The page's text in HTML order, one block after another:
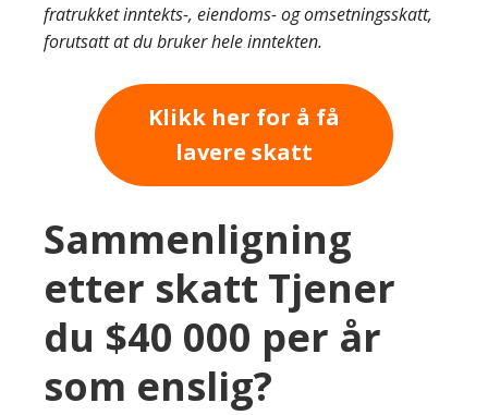
fratrukket inntekts-, eiendoms- og omsetningsskatt,
forutsatt at du bruker hele inntekten.
Klikk her for å få
lavere skatt
Sammenligning
etter skatt Tjener
du $40 000 per år
som enslig?